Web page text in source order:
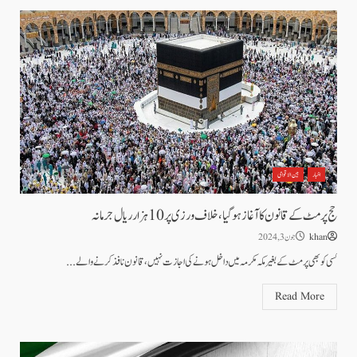
اخبار بین الاقوامی
حج پرمٹ کے قانون کا آغاز ہو گیا ، خلاف ورزی پر 10 ہزار ریال جرمانہ
khan جون 3, 2024
کسی کو بھی پرمٹ کے بغیرمکہ مکرمہ میں داخل ہونے کی اجازت نہیں، قانون نافذ کرنے والے...
Read More